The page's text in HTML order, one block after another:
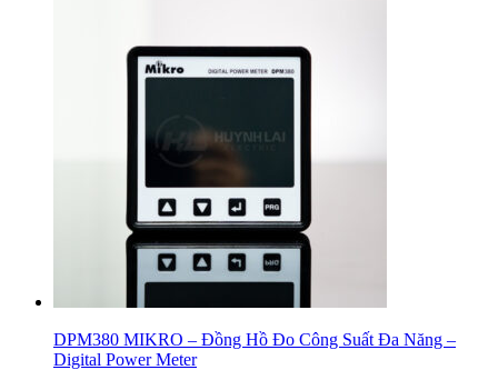
DPM380 MIKRO – Đồng Hồ Đo Công Suất Đa Năng –
Digital Power Meter